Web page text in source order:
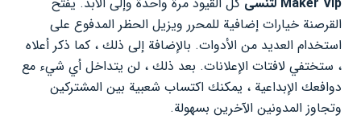
القرصنة خيارات إضافية للمحرر ويزيل الحظر المدفوع على
استخدام العديد من الأدوات. بالإضافة إلى ذلك ، كما ذكر أعلاه
، ستختفي لافتات الإعلانات. بعد ذلك ، لن يتداخل أي شيء مع
دوافعك الإبداعية ، يمكنك اكتساب شعبية بين المشتركين
وتجاوز المدونين الآخرين بسهولة.